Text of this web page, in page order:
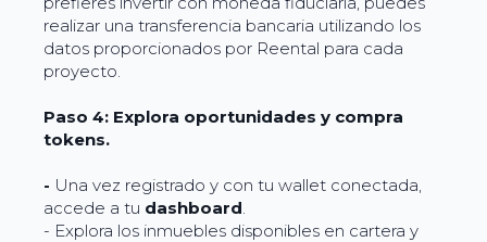
realizar una transferencia bancaria utilizando los
datos proporcionados por Reental para cada
proyecto.
Paso 4: Explora oportunidades y compra
tokens.
- Una vez registrado y con tu wallet conectada,
accede a tu dashboard.
- Explora los inmuebles disponibles en cartera y